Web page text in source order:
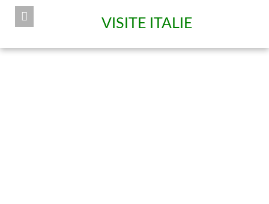
VISITE ITALIE